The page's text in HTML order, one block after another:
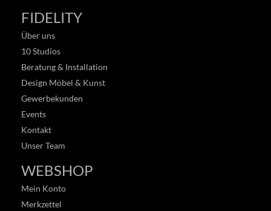
FIDELITY
Über uns
10 Studios
Beratung & Installation
Design Möbel & Kunst
Gewerbekunden
Events
Kontakt
Unser Team
WEBSHOP
Mein Konto
Merkzettel